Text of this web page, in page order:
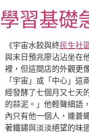
至
主
內
容
學習基礎
《宇宙水餃與終民生社
與末日預兆廖沾沾坐在
裡，但這間店的外觀更
「宇宙」或「中心」
經發酵了七個月又七天
的蒜泥。」他輕聲細語
內只有他一個人，連蒼
著鐵鏽與淡淡絕望的味